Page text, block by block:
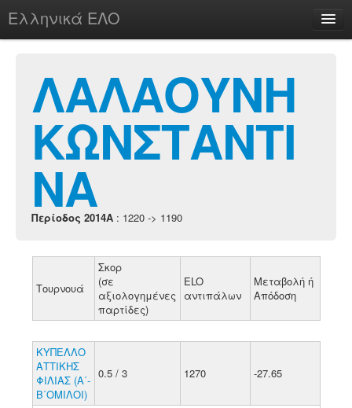
Ελληνικά ΕΛΟ
chesstu.be @ discord
Login
ΛΑΛΑΟΥΝΗ
ΚΩΝΣΤΑΝΤΙ
ΝΑ
Περίοδος 2014A : 1220 -> 1190
Τουρνουά
Σκορ
(σε
αξιολογημένες
παρτίδες)
ELO
αντιπάλων
Μεταβολή ή
Απόδοση
ΚΥΠΕΛΛΟ
ΑΤΤΙΚΗΣ
ΦΙΛΙΑΣ (Α΄-
Β΄ΟΜΙΛΟΙ)
0.5 / 3 1270 -27.65